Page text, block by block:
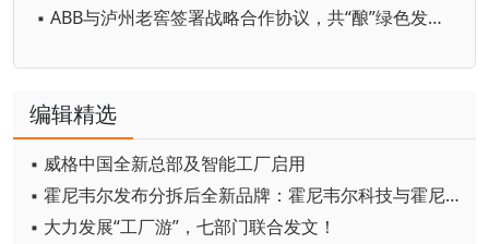
▪ ABB与泸州老窖签署战略合作协议，共“酿”绿色发展新未来
编辑精选
▪ 威格中国全新总部及智能工厂启用
▪ 霍尼韦尔发布分拆后全新品牌：霍尼韦尔科技与霍尼韦尔航空航天
▪ 大力发展“工厂游”，七部门联合发文！